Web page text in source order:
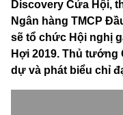
Discovery Cửa Hội,
Ngân hàng TMCP
sẽ tổ chức Hội nghị
Hợi 2019. Thủ
dự và phát biểu chỉ